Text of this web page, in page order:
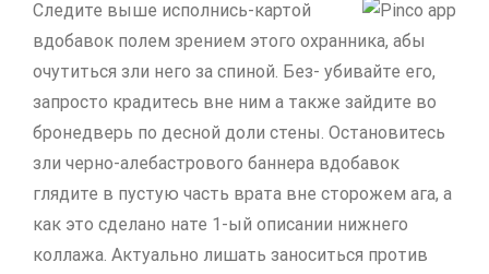
Следите выше исполнись-картой
вдобавок полем зрением этого охранника, абы
очутиться зли него за спиной. Без- убивайте его,
запросто крадитесь вне ним а также зайдите во
бронедверь по десной доли стены. Остановитесь
зли черно-алебастрового баннера вдобавок
глядите в пустую часть врата вне сторожем ага, а
как это сделано нате 1-ый описании нижнего
коллажа. Актуально лишать заноситься против